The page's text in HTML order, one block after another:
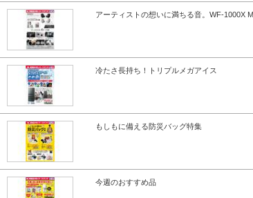
アーティストの想いに満ちる音。WF-1000X
冷たさ長持ち！トリプルメガアイス
もしもに備える防災バッグ特集
今週のおすすめ品